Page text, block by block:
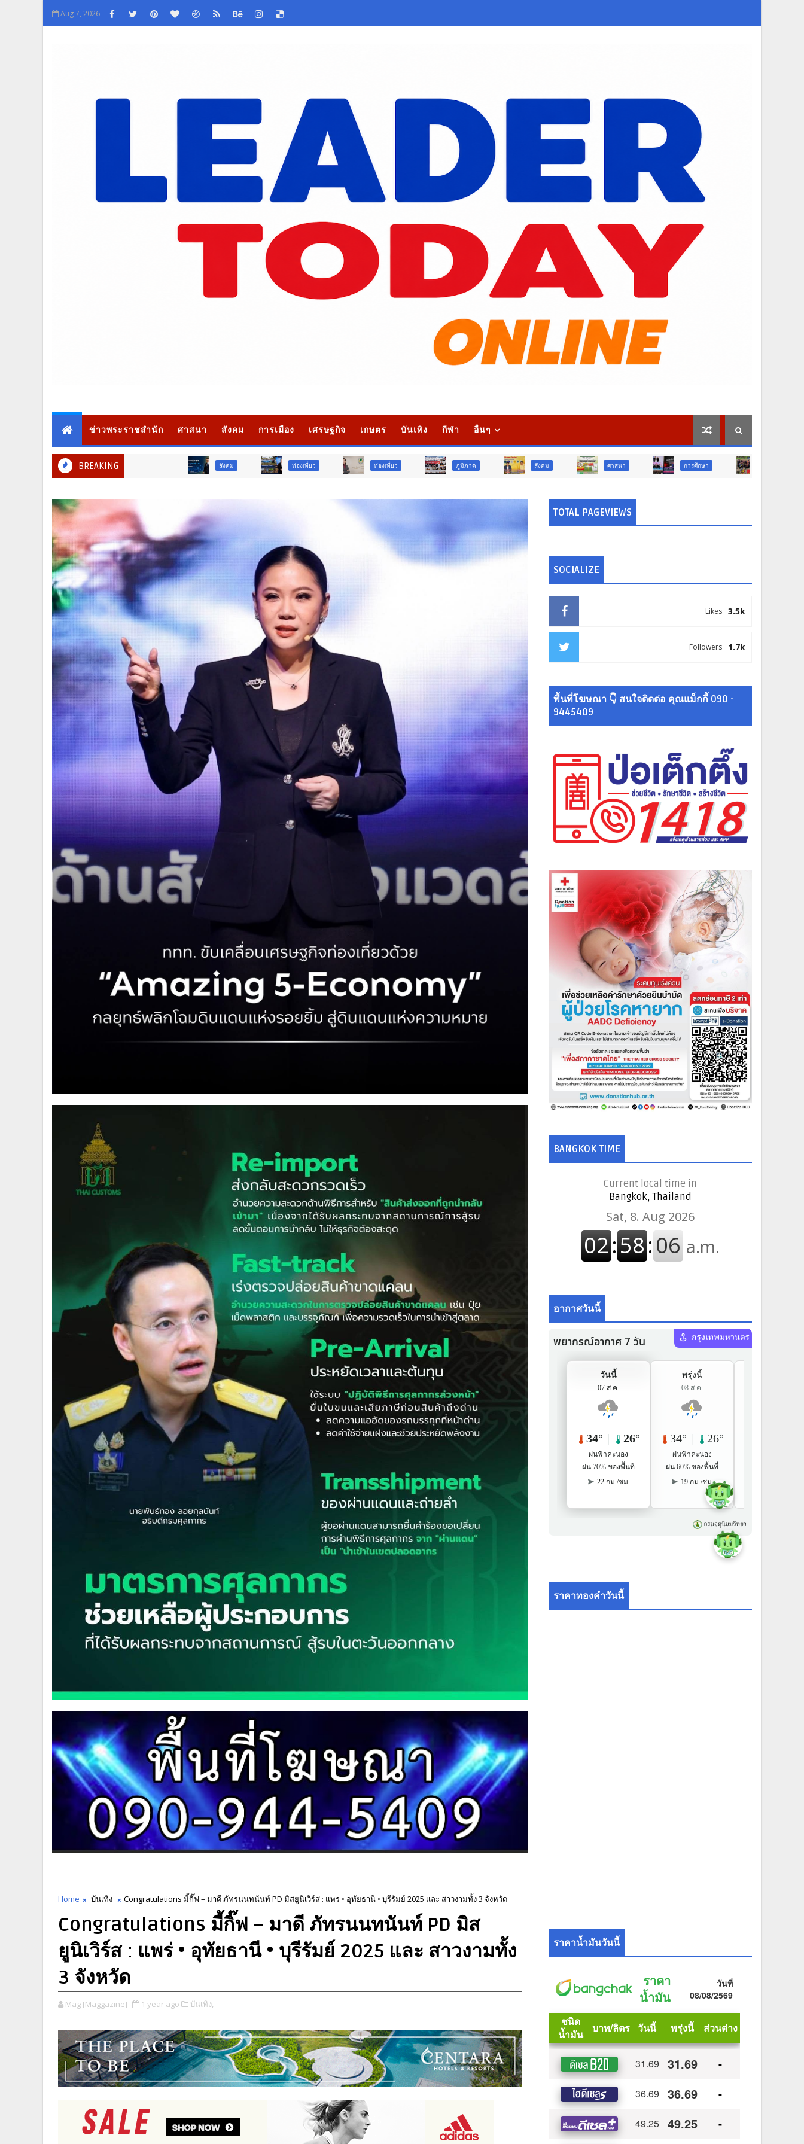
Aug 7, 2026
ข่าวพระราชสำนัก ศาสนา สังคม การเมือง เศรษฐกิจ เกษตร บันเทิง กีฬา อื่นๆ
BREAKING
Home บันเทิง Congratulations มี้กิ๊ฟ – มาดี ภัทรนนทนันท์ PD มิสยูนิเวิร์ส : แพร่ • อุทัยธานี • บุรีรัมย์ 2025 และ สาวงามทั้ง 3 จังหวัด
Congratulations มี้กิ๊ฟ – มาดี ภัทรนนทนันท์ PD มิส
ยูนิเวิร์ส : แพร่ • อุทัยธานี • บุรีรัมย์ 2025 และ สาวงามทั้ง
3 จังหวัด
Mag [Maggazine] 1 year ago บันเทิง,
TOTAL PAGEVIEWS
SOCIALIZE
3.5k
Likes
1.7k
Followers
พื้นที่โฆษณา 👇 สนใจติดต่อ คุณแม็กกี้ 090 -
9445409
BANGKOK TIME
Current local time in
Bangkok, Thailand
อากาศวันนี้
ราคาทองคำวันนี้
ราคาน้ำมันวันนี้